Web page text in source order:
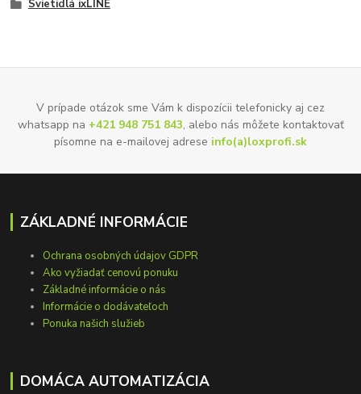
Svietidlá ixLINE
V prípade otázok sme Vám k dispozícii telefonicky aj cez
whatsapp na +421 948 751 843, alebo nás môžete kontaktovať
písomne na e-mailovej adrese info(a)loxprofi.sk
ZÁKLADNÉ INFORMÁCIE
Ochrana osobných údajov GDPR
Ako vyžiadať cenovú ponuku
Základné informácie o nás
Informácie o dodávateľoch
Ponuka našich služieb
DOMÁCA AUTOMATIZÁCIA